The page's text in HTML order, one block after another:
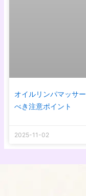
オイルリンパマッサ
べき注意ポイント
2025-11-02